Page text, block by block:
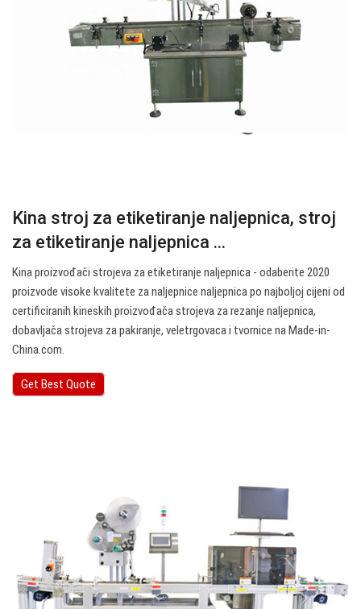
Kina stroj za etiketiranje naljepnica, stroj
za etiketiranje naljepnica ...
Kina proizvođači strojeva za etiketiranje naljepnica - odaberite 2020
proizvode visoke kvalitete za naljepnice naljepnica po najboljoj cijeni od
certificiranih kineskih proizvođača strojeva za rezanje naljepnica,
dobavljača strojeva za pakiranje, veletrgovaca i tvornice na Made-in-
China.com.
Get Best Quote